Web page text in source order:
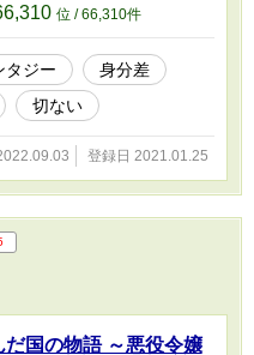
位 / 66,310件
タジー
身分差
切ない
登録日 2021.01.25
国の物語 ～悪役令嬢